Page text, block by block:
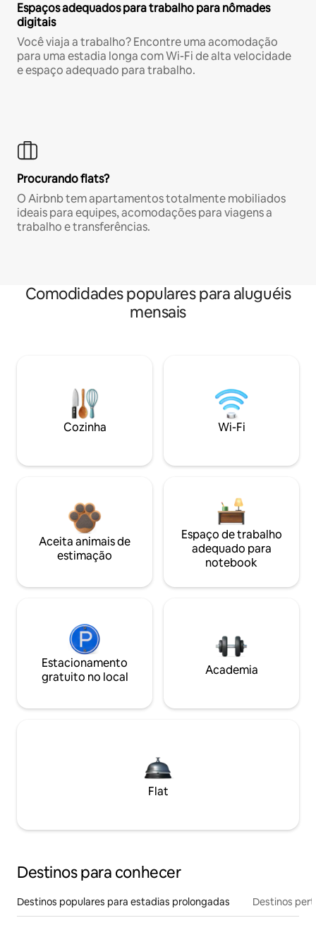
Espaços adequados para trabalho para nômades
digitais
Você viaja a trabalho? Encontre uma acomodação
para uma estadia longa com Wi-Fi de alta velocidade
e espaço adequado para trabalho.
Procurando flats?
O Airbnb tem apartamentos totalmente mobiliados
ideais para equipes, acomodações para viagens a
trabalho e transferências.
Comodidades populares para aluguéis
mensais
Cozinha Wi-Fi
Aceita animais de
estimação
Espaço de trabalho
adequado para
notebook
Estacionamento
gratuito no local
Academia
Flat
Destinos para conhecer
Destinos populares para estadias prolongadas Destinos